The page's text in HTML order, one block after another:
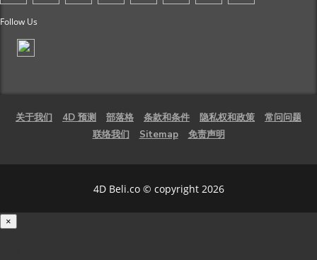
Follow Us
关于我们 4D 预测 部落格 条款和条件 隐私权和政策
常问问题
联络我们
Sitemap 免责声明
4D Beli.co © copyright 2026
×